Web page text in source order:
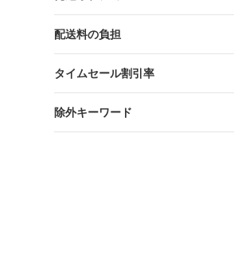
配送料の負担
タイムセール割引率
除外キーワード